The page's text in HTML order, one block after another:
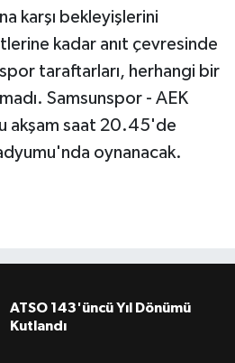
karşı bekleyişlerini
kadar anıt çevresinde
taraftarları, herhangi bir
Samsunspor - AEK
akşam saat 20.45'de
oynanacak.
ATSO 143'üncü Yıl Dönümü
Kutlandı